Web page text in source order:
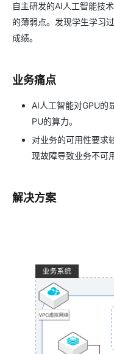
自主研发的AI人工智能技
的薄弱点。发现学生学习
成绩。
业务痛点
AI人工智能对GPU的
PU的算力。
对业务的可用性要求
现故障导致业务不可
解决方案